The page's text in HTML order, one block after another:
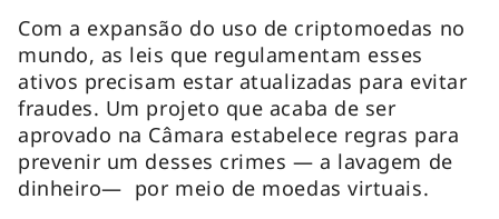
Com a expansão do uso de criptomoedas no
mundo, as leis que regulamentam esses
ativos precisam estar atualizadas para evitar
fraudes. Um projeto que acaba de ser
aprovado na Câmara estabelece regras para
prevenir um desses crimes — a lavagem de
dinheiro— por meio de moedas virtuais.